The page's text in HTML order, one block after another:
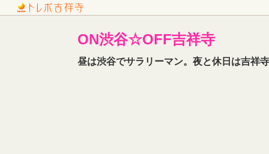
ON渋谷☆OFF吉祥寺
昼は渋谷でサラリーマン。夜と休日は吉祥